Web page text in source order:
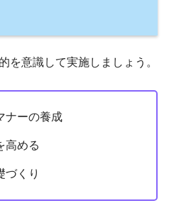
を意識して実施しましょう。
ナーの養成
高める
づくり